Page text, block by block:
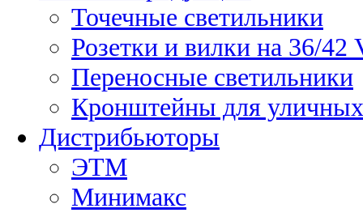
Точечные светильники
Розетки и вилки на 36/42
Переносные светильники
Кронштейны для уличных
Дистрибьюторы
ЭТМ
Минимакс